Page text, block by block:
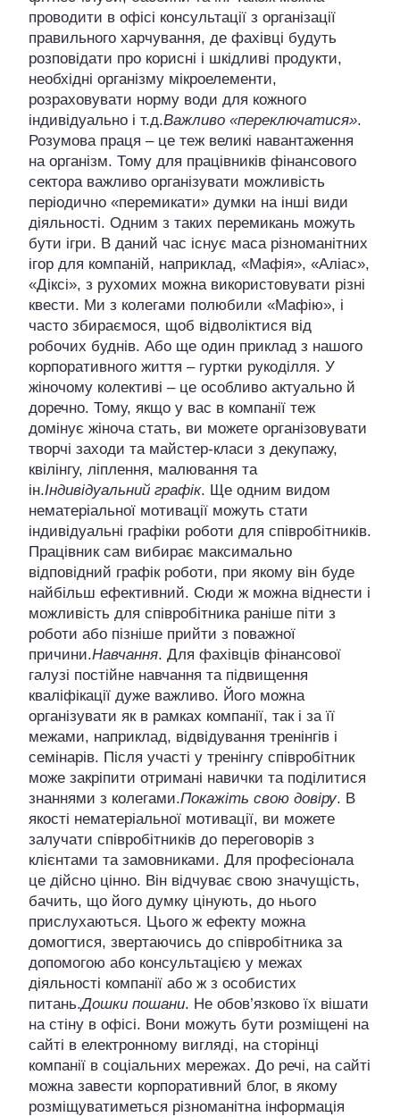
проводити в офісі консультації з організації
правильного харчування, де фахівці будуть
розповідати про корисні і шкідливі продукти,
необхідні організму мікроелементи,
розраховувати норму води для кожного
індивідуально і т.д.Важливо «переключатися».
Розумова праця – це теж великі навантаження
на організм. Тому для працівників фінансового
сектора важливо організувати можливість
періодично «перемикати» думки на інші види
діяльності. Одним з таких перемикань можуть
бути ігри. В даний час існує маса різноманітних
ігор для компаній, наприклад, «Мафія», «Аліас»,
«Діксі», з рухомих можна використовувати різні
квести. Ми з колегами полюбили «Мафію», і
часто збираємося, щоб відволіктися від
робочих буднів. Або ще один приклад з нашого
корпоративного життя – гуртки рукоділля. У
жіночому колективі – це особливо актуально й
доречно. Тому, якщо у вас в компанії теж
домінує жіноча стать, ви можете організовувати
творчі заходи та майстер-класи з декупажу,
квілінгу, ліплення, малювання та
ін.Індивідуальний графік. Ще одним видом
нематеріальної мотивації можуть стати
індивідуальні графіки роботи для співробітників.
Працівник сам вибирає максимально
відповідний графік роботи, при якому він буде
найбільш ефективний. Сюди ж можна віднести і
можливість для співробітника раніше піти з
роботи або пізніше прийти з поважної
причини.Навчання. Для фахівців фінансової
галузі постійне навчання та підвищення
кваліфікації дуже важливо. Його можна
організувати як в рамках компанії, так і за її
межами, наприклад, відвідування тренінгів і
семінарів. Після участі у тренінгу співробітник
може закріпити отримані навички та поділитися
знаннями з колегами.Покажіть свою довіру. В
якості нематеріальної мотивації, ви можете
залучати співробітників до переговорів з
клієнтами та замовниками. Для професіонала
це дійсно цінно. Він відчуває свою значущість,
бачить, що його думку цінують, до нього
прислухаються. Цього ж ефекту можна
домогтися, звертаючись до співробітника за
допомогою або консультацією у межах
діяльності компанії або ж з особистих
питань.Дошки пошани. Не обов’язково їх вішати
на стіну в офісі. Вони можуть бути розміщені на
сайті в електронному вигляді, на сторінці
компанії в соціальних мережах. До речі, на сайті
можна завести корпоративний блог, в якому
розміщуватиметься різноманітна інформація